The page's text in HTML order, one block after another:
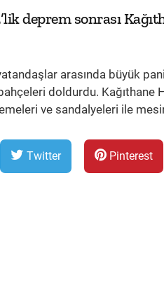
deprem sonrası
arasında büyük
doldurdu. Kağıthane
ve sandalyeleri ile
Twitter Pinterest